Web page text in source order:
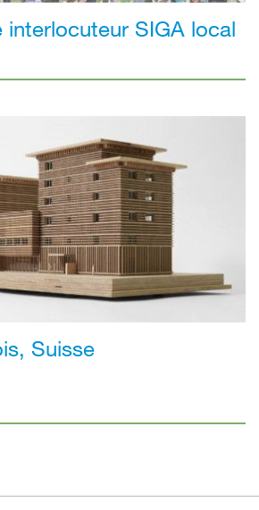
interlocuteur SIGA local
Suisse